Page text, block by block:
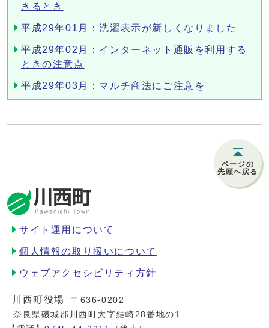
きるとき
平成29年01月：洗濯表示が新しくなりました
平成29年02月：インターネット通販を利用する
ときの注意点
平成29年03月：マルチ商法にご注意を
ページの
先頭へ戻る
サイト運用について
個人情報の取り扱いについて
ウェブアクセシビリティ方針
川西町役場
〒636-0202
奈良県磯城郡川西町大字結崎28番地の1